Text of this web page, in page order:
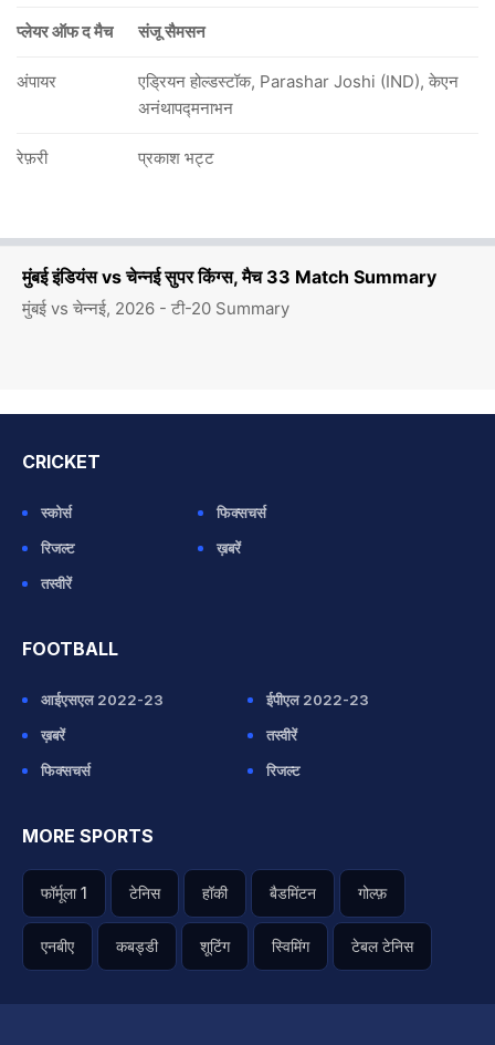
मुंबई इंडियंस vs चेन्नई सुपर किंग्स, मैच 33 Match Summary
मुंबई vs चेन्नई, 2026 - टी-20 Summary
प्लेयर ऑफ द मैच संजू सैमसन
अंपायर
एड्रियन होल्डस्टॉक, Parashar Joshi (IND), केएन
अनंथापद्मनाभन
रेफ़री प्रकाश भट्ट
CRICKET
स्कोर्स
फिक्सचर्स
रिजल्ट
ख़बरें
तस्वीरें
FOOTBALL
आईएसएल 2022-23
ईपीएल 2022-23
ख़बरें
तस्वीरें
फिक्सचर्स
रिजल्ट
MORE SPORTS
फॉर्मूला 1 टेनिस हॉकी बैडमिंटन गोल्फ़
एनबीए कबड्डी शूटिंग स्विमिंग टेबल टेनिस